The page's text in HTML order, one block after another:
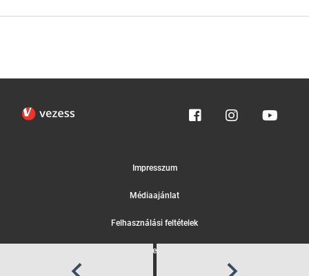
Impresszum
Médiaajánlat
Felhasználási feltételek
Egyedi adatkezelési tájékoztató